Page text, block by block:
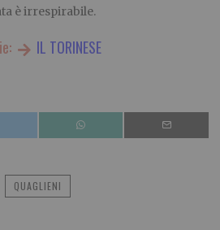
è irrespirabile.
IL TORINESE
QUAGLIENI